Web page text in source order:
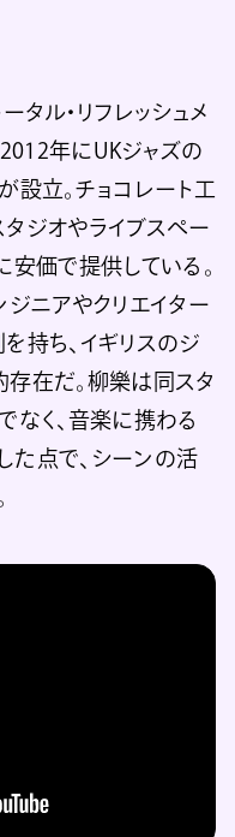
タル・リフレッシュメ
2012年にUKジャズの
設立。チョコレート工
ジオやライブスペー
安価で提供している。
ジニアやクリエイター
持ち、イギリスのジ
在だ。柳樂は同スタ
なく、音楽に携わる
た点で、シーンの活